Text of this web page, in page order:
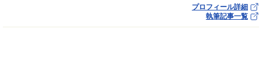
プロフィール詳細
執筆記事一覧